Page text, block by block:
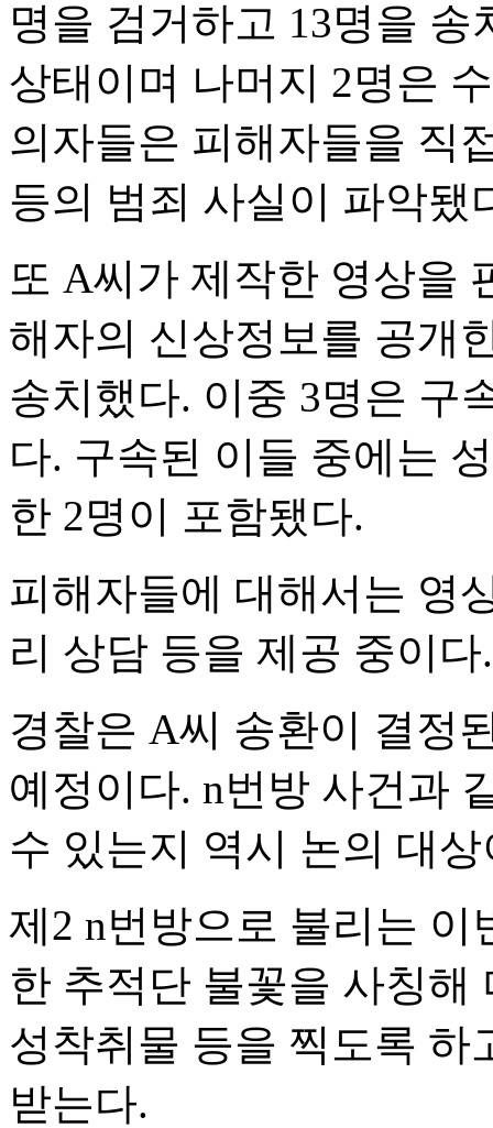
명을 검거하고 13명을
상태이며 나머지 2명은
의자들은 피해자들을 직
등의 범죄 사실이 파악됐
또 A씨가 제작한 영상을
해자의 신상정보를 공개
송치했다. 이중 3명은 구
다. 구속된 이들 중에는
한 2명이 포함됐다.
피해자들에 대해서는 영
리 상담 등을 제공 중이다.
경찰은 A씨 송환이 결정
예정이다. n번방 사건과
수 있는지 역시 논의 대
제2 n번방으로 불리는
한 추적단 불꽃을 사칭해
성착취물 등을 찍도록 하
받는다.